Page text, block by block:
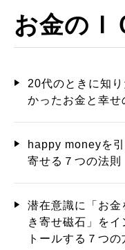
お金のＩ
20代のときに知り
かったお金と幸せ
happy moneyを引
寄せる７つの法則
潜在意識に「お金
き寄せ磁石」をイ
トールする７つの